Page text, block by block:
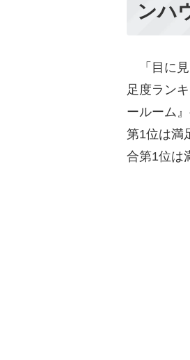
ンハ
「目に見
足度ラン
ールーム
第1位は満
合第1位は